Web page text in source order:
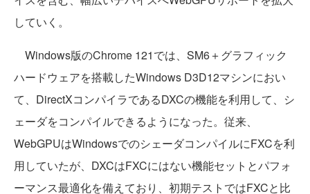
していく。
Windows版のChrome 121では、SM6＋グラフィック
ハードウェアを搭載したWindows D3D12マシンにおい
て、DirectXコンパイラであるDXCの機能を利用して、シ
ェーダをコンパイルできるようになった。従来、
WebGPUはWindowsでのシェーダコンパイルにFXCを利
用していたが、DXCはFXCにはない機能セットとパフォ
ーマンス最適化を備えており、初期テストではFXCと比